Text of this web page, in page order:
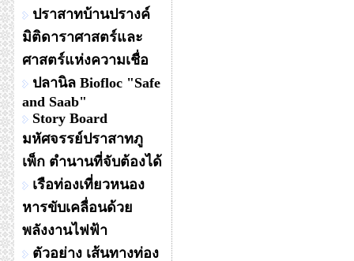
ปราสาทบ้านปรางค์
มิติดาราศาสตร์และ
ศาสตร์แห่งความเชื่อ
ปลานิล Biofloc "Safe
and Saab"
Story Board
มหัศจรรย์ปราสาทภู
เพ็ก ตำนานที่จับต้องได้
เรือท่องเที่ยวหนอง
หารขับเคลื่อนด้วย
พลังงานไฟฟ้า
ตัวอย่าง เส้นทางท่อง